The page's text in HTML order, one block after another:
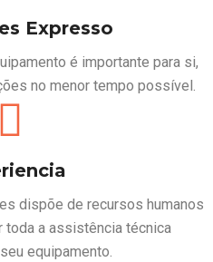
Expresso
é importante para si,
no menor tempo possível.
dispõe de recursos humanos
toda a assistência técnica
equipamento.